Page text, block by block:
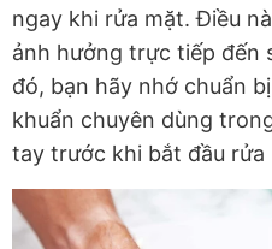
ngay khi rửa mặt. Điều
ảnh hưởng trực tiếp đến
đó, bạn hãy nhớ chuẩn
khuẩn chuyên dùng
tay trước khi bắt đầu rửa